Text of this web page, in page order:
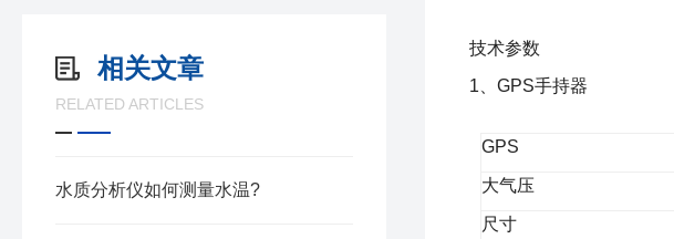
相关文章
RELATED ARTICLES
水质分析仪如何测量水温?
技术参数
1、GPS手持器
GPS
大气压
尺寸